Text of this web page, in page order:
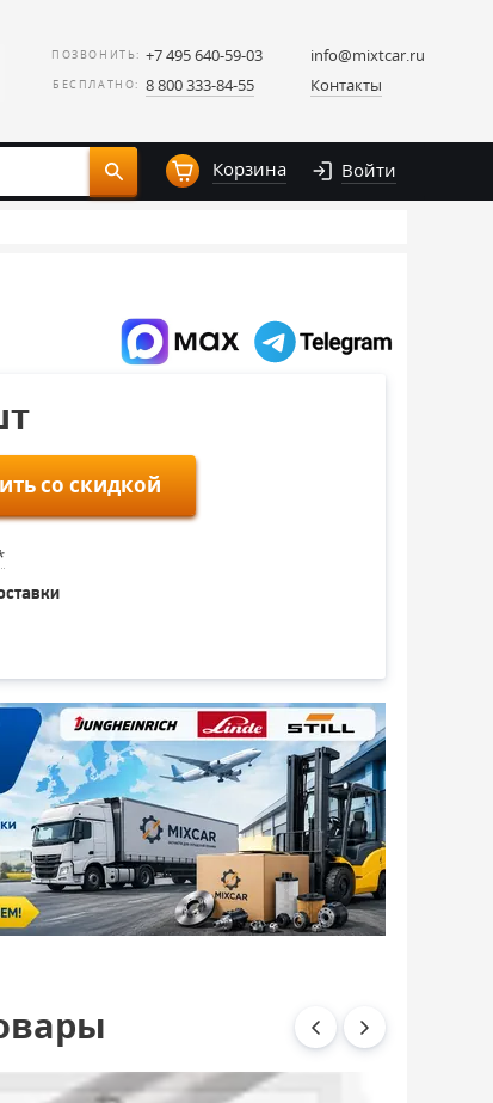
ПОЗВОНИТЬ: +7 495 640-59-03
БЕСПЛАТНО: 8 800 333-84-55
info@mixtcar.ru
Контакты
Корзина Войти
со скидкой